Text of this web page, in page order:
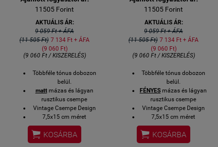
11505 Forint
AKTUÁLIS ÁR:
9 059 Ft + ÁFA
(11 505 Ft) 7 134 Ft + ÁFA
(9 060 Ft)
(9 060 Ft / KISZERELÉS)
Többféle tónus dobozon
belül.
mattmázas és lágyan
rusztikus csempe
Vintage Csempe Design
7,5x15 cm méret
0,5 négyzetméter / gyári
kiszerelés
Ugyanebben a színben
 KOSÁRBA
11505 Forint
AKTUÁLIS ÁR:
9 059 Ft + ÁFA
(11 505 Ft) 7 134 Ft + ÁFA
(9 060 Ft)
(9 060 Ft / KISZERELÉS)
Többféle tónus dobozon
belül.
FÉNYES mázas és lágyan
rusztikus csempe
Vintage Csempe Design
7,5x15 cm méret
0,5 négyzetméter / gyári
kiszerelés
Ugyanebben a színben
 KOSÁRBA